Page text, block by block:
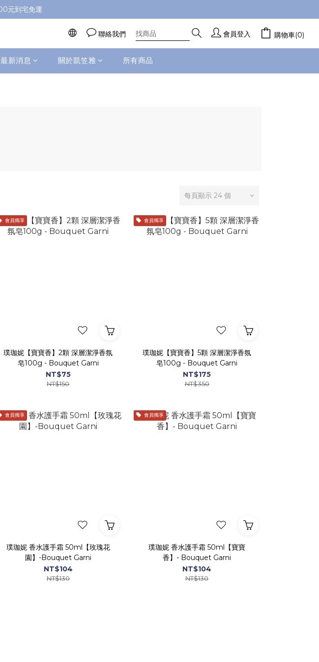
薦好友，再送購物金
元到宅免運
聯絡我們 會員登入 購物車(0)
最新消息 關於凱笠雅 所有商品
每頁顯示 24 個
會員獨享
璞珈妮【寶寶香】2顆 深層潔淨香氛
皂100g - Bouquet Garni
NT$75
NT$150
會員獨享
璞珈妮【寶寶香】5顆 深層潔淨香氛
皂100g - Bouquet Garni
NT$175
NT$350
會員獨享
璞珈妮 香水護手霜 50ml【玫瑰花
園】-Bouquet Garni
NT$104
NT$130
會員獨享
璞珈妮 香水護手霜 50ml【寶寶
香】- Bouquet Garni
NT$104
NT$130